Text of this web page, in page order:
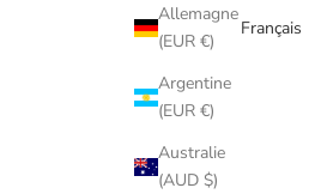
Allemagne
(EUR €)
Argentine
(EUR €)
Australie
(AUD $)
Français